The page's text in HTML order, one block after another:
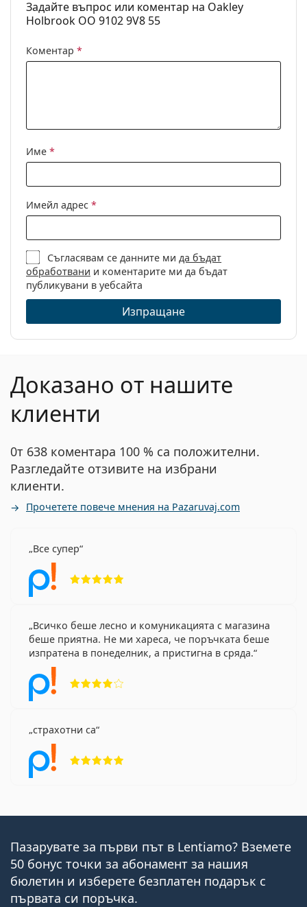
Разгледайте пълната ни гамаслънчеви очила
откриете повече модели от популярни марки.
Пол:
Мъжки
Марка:
Oakley
Код:
OO 9102 V8 55
Задайте въпрос или коментар на Oakley
Holbrook OO 9102 9V8 55
Коментар *
Име *
Имейл адрес *
Съгласявам се данните ми да бъдат
обработвани и коментарите ми да бъдат
публикувани в уебсайта
Изпращане
Доказано от нашите
клиенти
0т 638 коментара 100 % са положителни.
Разгледайте отзивите на избрани
клиенти.
Прочетете повече мнения на Pazaruvaj.com
Все супер
Всичко беше лесно и комуникацията с магазина
беше приятна. Не ми хареса, че поръчката беше
изпратена в понеделник, а пристигна в сряда.
страхотни са
Пазарувате за първи път в Lentiamo? Вземете
50 бонус точки за абонамент за нашия
бюлетин и изберете безплатен подарък с
първата си поръчка.